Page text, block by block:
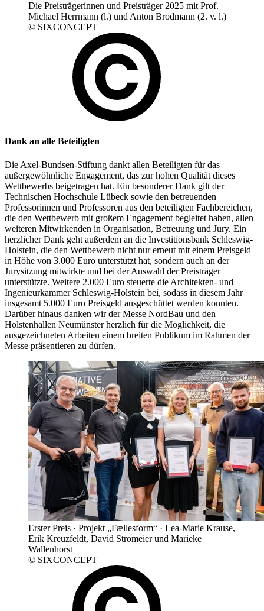
Die Preisträgerinnen und Preisträger 2025 mit Prof.
Michael Herrmann (l.) und Anton Brodmann (2. v. l.)
© SIXCONCEPT
Dank an alle Beteiligten
Die Axel-Bundsen-Stiftung dankt allen Beteiligten für das
außergewöhnliche Engagement, das zur hohen Qualität dieses
Wettbewerbs beigetragen hat. Ein besonderer Dank gilt der
Technischen Hochschule Lübeck sowie den betreuenden
Professorinnen und Professoren aus den beteiligten Fachbereichen,
die den Wettbewerb mit großem Engagement begleitet haben, allen
weiteren Mitwirkenden in Organisation, Betreuung und Jury. Ein
herzlicher Dank geht außerdem an die Investitionsbank Schleswig-
Holstein, die den Wettbewerb nicht nur erneut mit einem Preisgeld
in Höhe von 3.000 Euro unterstützt hat, sondern auch an der
Jurysitzung mitwirkte und bei der Auswahl der Preisträger
unterstützte. Weitere 2.000 Euro steuerte die Architekten- und
Ingenieurkammer Schleswig-Holstein bei, sodass in diesem Jahr
insgesamt 5.000 Euro Preisgeld ausgeschüttet werden konnten.
Darüber hinaus danken wir der Messe NordBau und den
Holstenhallen Neumünster herzlich für die Möglichkeit, die
ausgezeichneten Arbeiten einem breiten Publikum im Rahmen der
Messe präsentieren zu dürfen.
Erster Preis · Projekt „Fællesform“ · Lea-Marie Krause,
Erik Kreuzfeldt, David Stromeier und Marieke
Wallenhorst
© SIXCONCEPT